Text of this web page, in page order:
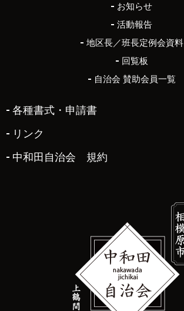
お知らせ
活動報告
地区長／班長定例会資料
回覧板
自治会 賛助会員一覧
各種書式・申請書
リンク
中和田自治会 規約